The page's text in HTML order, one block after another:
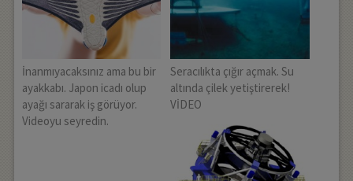
İnanmıyacaksınız ama bu bir
ayakkabı. Japon icadı olup
ayağı sararak iş görüyor.
Videoyu seyredin.
Seracılıkta çığır açmak. Su
altında çilek yetiştirerek!
VİDEO